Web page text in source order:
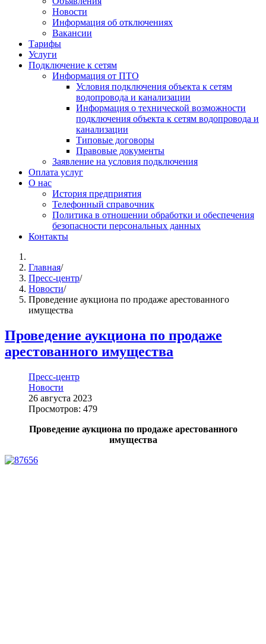
Новости
Информация об отключениях
Вакансии
Тарифы
Услуги
Подключение к сетям
Информация от ПТО
Условия подключения объекта к сетям
водопровода и канализации
Информация о технической возможности
подключения объекта к сетям водопровода и
канализации
Типовые договоры
Правовые документы
Заявление на условия подключения
Оплата услуг
О нас
История предприятия
Телефонный справочник
Политика в отношении обработки и обеспечения
безопасности персональных данных
Контакты
Главная/
Пресс-центр/
Новости/
Проведение аукциона по продаже арестованного
имущества
Проведение аукциона по продаже
арестованного имущества
Пресс-центр
Новости
26 августа 2023
Просмотров: 479
Проведение аукциона по продаже арестованного
имущества